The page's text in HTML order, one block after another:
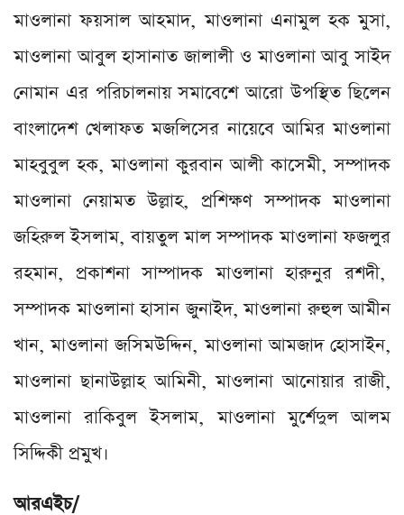
মাওলানা ফয়সাল আহমাদ, মাওলানা এনামুল হক মুসা,
মাওলানা আবুল হাসানাত জালালী ও মাওলানা আবু সাইদ
নোমান এর পরিচালনায় সমাবেশে আরো উপস্থিত ছিলেন
বাংলাদেশ খেলাফত মজলিসের নায়েবে আমির মাওলানা
মাহবুবুল হক, মাওলানা কুরবান আলী কাসেমী, সম্পাদক
মাওলানা নেয়ামত উল্লাহ, প্রশিক্ষণ সম্পাদক মাওলানা
জহিরুল ইসলাম, বায়তুল মাল সম্পাদক মাওলানা ফজলুর
রহমান, প্রকাশনা সাম্পাদক মাওলানা হারুনুর রশদী,
সম্পাদক মাওলানা হাসান জুনাইদ, মাওলানা রুহুল আমীন
খান, মাওলানা জসিমউদ্দিন, মাওলানা আমজাদ হোসাইন,
মাওলানা ছানাউল্লাহ আমিনী, মাওলানা আনোয়ার রাজী,
মাওলানা রাকিবুল ইসলাম, মাওলানা মুর্শেদুল আলম
সিদ্দিকী প্রমুখ।
আরএইচ/